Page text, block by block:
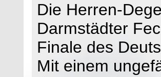
Die Herren-
Darmstädter
Finale des
Mit einem